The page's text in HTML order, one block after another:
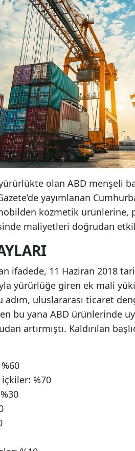
olan ABD menşeli
yayımlanan
kozmetik ürünlerine,
maliyetleri doğrudan
ifadede, 11 Haziran 2018
yürürlüğe giren ek mali
adım, uluslararası ticaret
bu yana ABD ürünlerinde
artırmıştı. Kaldırılan
%70